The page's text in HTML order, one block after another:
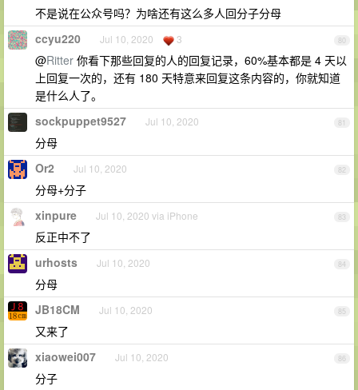
不是说在公众号吗？为啥还有这么多人回分子分母
80
ccyu220 Jul 10, 2020 3
@Ritter 你看下那些回复的人的回复记录，60%基本都是 4 天以
上回复一次的，还有 180 天特意来回复这条内容的，你就知道
是什么人了。
81
sockpuppet9527 Jul 10, 2020
分母
82
Or2 Jul 10, 2020
分母+分子
83
xinpure Jul 10, 2020 via iPhone
反正中不了
84
urhosts Jul 10, 2020
分母
85
JB18CM Jul 10, 2020
又来了
86
xiaowei007 Jul 10, 2020
分子